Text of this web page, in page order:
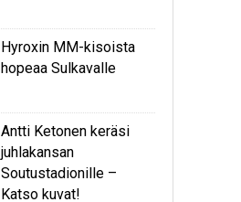
Hyroxin MM-kisoista
hopeaa Sulkavalle
Antti Ketonen keräsi
juhlakansan
Soutustadionille –
Katso kuvat!